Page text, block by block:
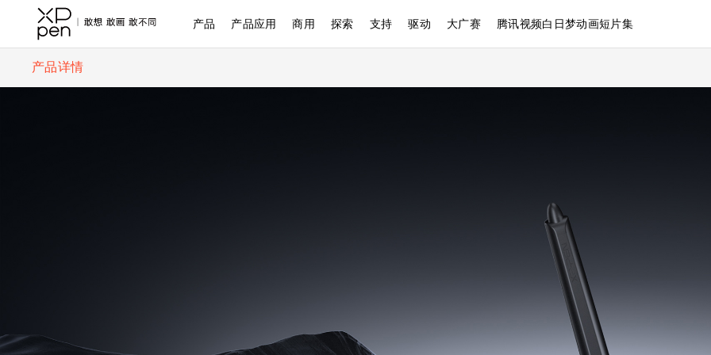
产品 产品应用 商用 探索 支持 驱动 大广赛 腾讯视频白日梦动画短片集
产品详情